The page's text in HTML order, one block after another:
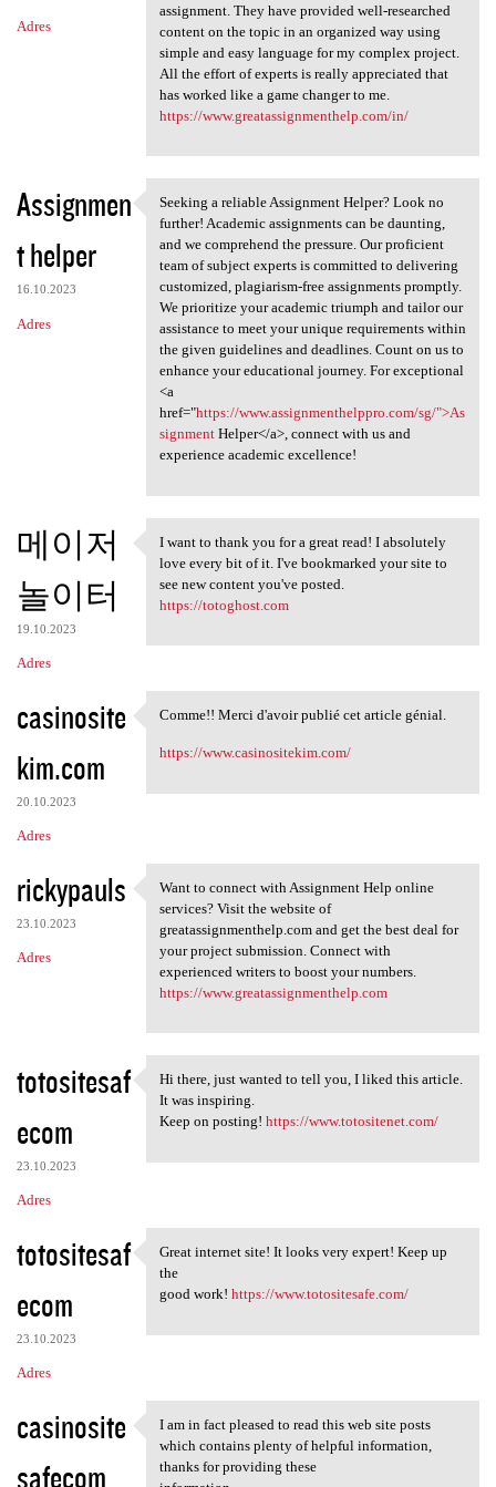
Adres
assignment. They have provided well-researched
content on the topic in an organized way using
simple and easy language for my complex project.
All the effort of experts is really appreciated that
has worked like a game changer to me.
https://www.greatassignmenthelp.com/in/
Assignmen
t helper
16.10.2023
Adres
Seeking a reliable Assignment
Seeking a reliable Assignment Helper? Look no
further! Academic assignments can be daunting,
and we comprehend the pressure. Our proficient
team of subject experts is committed to delivering
customized, plagiarism-free assignments promptly.
We prioritize your academic triumph and tailor our
assistance to meet your unique requirements within
the given guidelines and deadlines. Count on us to
enhance your educational journey. For exceptional
<a
href="https://www.assignmenthelppro.com/sg/">As
signmentHelper</a>, connect with us and
experience academic excellence!
메이저
놀이터
19.10.2023
Adres
I want to thank you for a
I want to thank you for a great read! I absolutely
love every bit of it. I've bookmarked your site to
see new content you've posted.
https://totoghost.com
casinosite
kim.com
20.10.2023
Adres
Comme!! Merci d'avoir publié
Comme!! Merci d'avoir publié cet article génial.
https://www.casinositekim.com/
rickypauls
23.10.2023
Adres
Want to connect with
Want to connect with Assignment Help online
services? Visit the website of
greatassignmenthelp.com and get the best deal for
your project submission. Connect with
experienced writers to boost your numbers.
https://www.greatassignmenthelp.com
totositesaf
ecom
23.10.2023
Adres
Hi there, just wanted to tell
Hi there, just wanted to tell you, I liked this article.
It was inspiring.
Keep on posting! https://www.totositenet.com/
totositesaf
ecom
23.10.2023
Adres
Great internet site! It looks
Great internet site! It looks very expert! Keep up
the
good work! https://www.totositesafe.com/
casinosite
safecom
I am in fact pleased to read
I am in fact pleased to read this web site posts
which contains plenty of helpful information,
thanks for providing these